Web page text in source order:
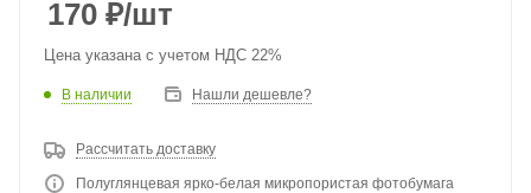
170 ₽/шт
Цена указана с учетом НДС 22%
В наличии Нашли дешевле?
Рассчитать доставку
Полуглянцевая ярко-белая микропористая фотобумага